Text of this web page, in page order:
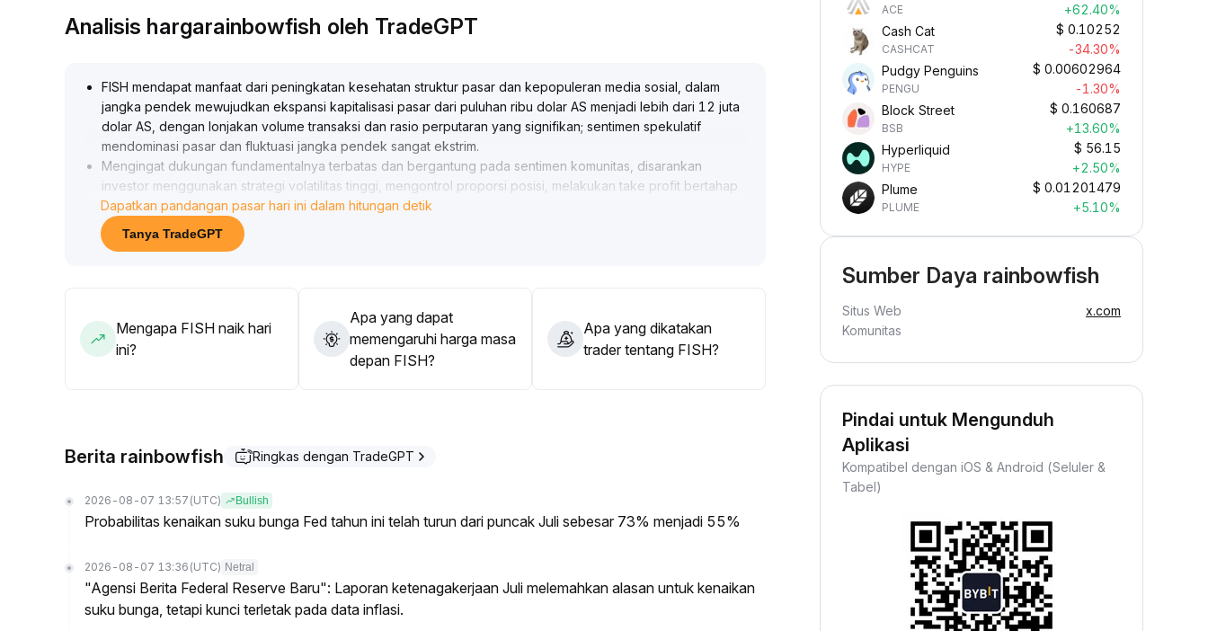
Analisis hargarainbowfish oleh TradeGPT
FISH mendapat manfaat dari peningkatan kesehatan struktur pasar dan kepopuleran media sosial, dalam
jangka pendek mewujudkan ekspansi kapitalisasi pasar dari puluhan ribu dolar AS menjadi lebih dari 12 juta
dolar AS, dengan lonjakan volume transaksi dan rasio perputaran yang signifikan; sentimen spekulatif
mendominasi pasar dan fluktuasi jangka pendek sangat ekstrim.
Mengingat dukungan fundamentalnya terbatas dan bergantung pada sentimen komunitas, disarankan
investor menggunakan strategi volatilitas tinggi, mengontrol proporsi posisi, melakukan take profit bertahap
di zona resistensi utama ($0 .
15–$0
22), serta memantau perubahan likuiditas dan suasana pasar untuk menghindari risiko koreksi cepat dari
Dapatkan pandangan pasar hari ini dalam hitungan detik
Tanya TradeGPT
Mengapa FISH naik hari
ini?
Apa yang dapat
memengaruhi harga masa
depan FISH?
Apa yang dikatakan
trader tentang FISH?
Berita rainbowfish Ringkas dengan TradeGPT
2026-08-07 13:57 (UTC) Bullish
Probabilitas kenaikan suku bunga Fed tahun ini telah turun dari puncak Juli sebesar 73% menjadi 55%
2026-08-07 13:36 (UTC) Netral
"Agensi Berita Federal Reserve Baru": Laporan ketenagakerjaan Juli melemahkan alasan untuk kenaikan
suku bunga, tetapi kunci terletak pada data inflasi.
ACE
+62.40%
Cash Cat
CASHCAT
$ 0.10252
-34.30%
Pudgy Penguins
PENGU
$ 0.00602964
-1.30%
Block Street
BSB
$ 0.160687
+13.60%
Hyperliquid
HYPE
$ 56.15
+2.50%
Plume
PLUME
$ 0.01201479
+5.10%
Sumber Daya rainbowfish
Situs Web
x.com
Komunitas
Pindai untuk Mengunduh
Aplikasi
Kompatibel dengan iOS & Android (Seluler &
Tabel)